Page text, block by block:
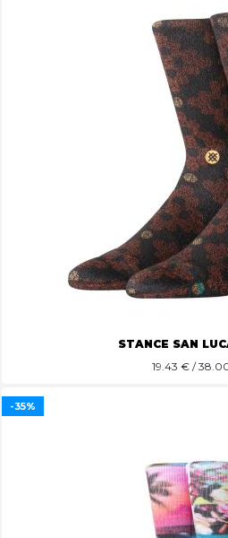
STANCE SAN
19.43 € /
-35%